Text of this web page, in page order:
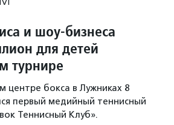
и шоу-бизнеса
для детей
турнире
центре бокса в Лужниках 8
первый медийный теннисный
Теннисный Клуб».